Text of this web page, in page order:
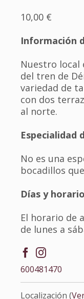
10,00 €
Información
Nuestro local
del tren de
variedad de
con dos
al norte.
Especialidad
No es una
bocadillos
Días y
El horario de
de lunes a
600481470
Localización (